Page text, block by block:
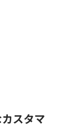
スタマ